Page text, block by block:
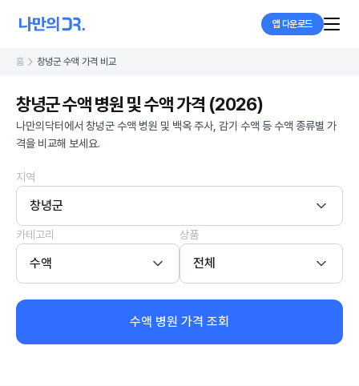
앱 다운로드
홈 창녕군 수액 가격 비교
창녕군 수액 병원 및 수액 가격 (2026)
나만의닥터에서 창녕군 수액 병원 및 백옥 주사, 감기 수액 등 수액 종류별 가
격을 비교해 보세요.
지역
창녕군
카테고리
수액
상품
전체
수액 병원 가격 조회